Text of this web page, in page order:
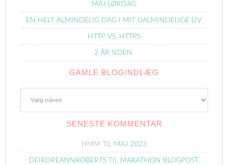
MAJ LØRDAG
EN HELT ALMINDELIG DAG I MIT UALMINDELIGE LIV.
HTTP VS. HTTPS
2 ÅR SIDEN.
GAMLE BLOGINDLÆG
SENESTE KOMMENTAR
HMM TIL MAJ 2023
DEIRDREANNROBERTSTIL MARATHON BLOGPOST.